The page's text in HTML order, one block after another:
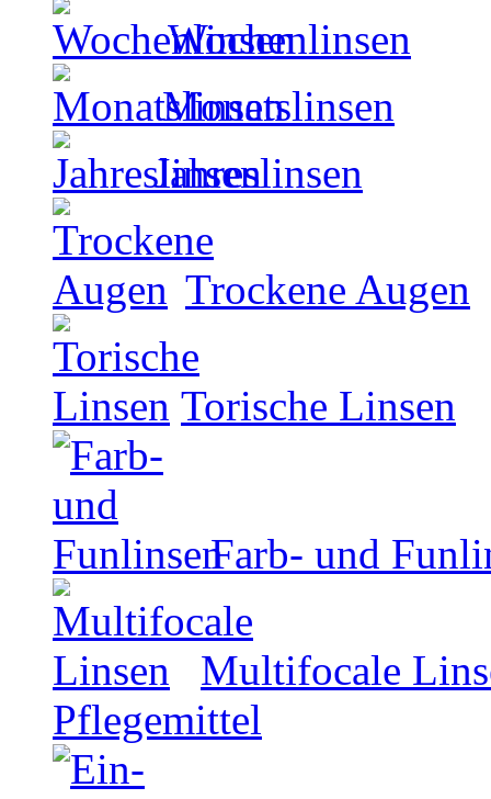
Wochenlinsen
Monatslinsen
Jahreslinsen
Trockene Augen
Torische Linsen
Farb- und
Multifocale
Pflegemittel